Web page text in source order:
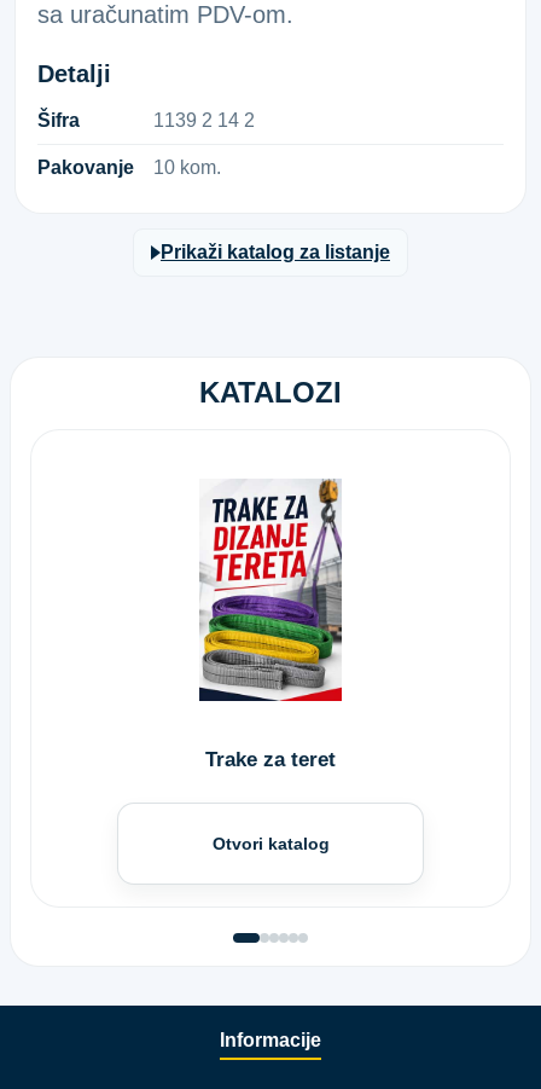
sa uračunatim PDV-om.
Detalji
Šifra 1​1​3​9​ ​2​ ​1​4​ ​2​
Pakovanje 10 kom.
Prikaži katalog za listanje
KATALOZI
Trake za teret
Otvori katalog
Informacije